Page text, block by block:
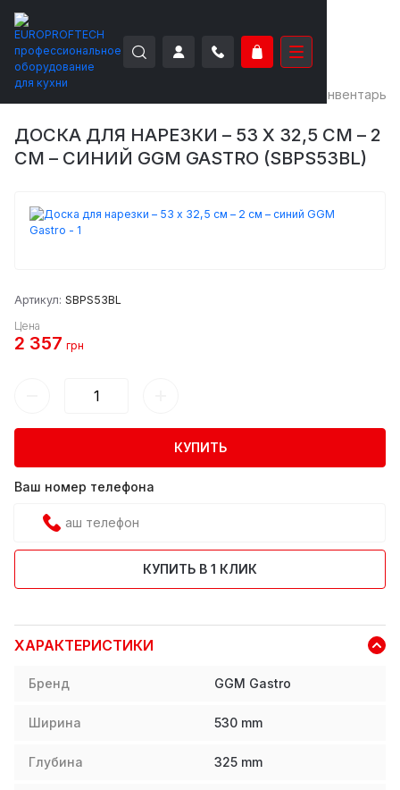
EUROPROFTECH Посуда и инвентарь
ДОСКА ДЛЯ НАРЕЗКИ – 53 X 32,5 СМ – 2
СМ – СИНИЙ GGM GASTRO (SBPS53BL)
Артикул: SBPS53BL
Цена
2 357 грн
КУПИТЬ
Ваш номер телефона
КУПИТЬ В 1 КЛИК
ХАРАКТЕРИСТИКИ
Бренд GGM Gastro
Ширина 530 mm
Глубина 325 mm